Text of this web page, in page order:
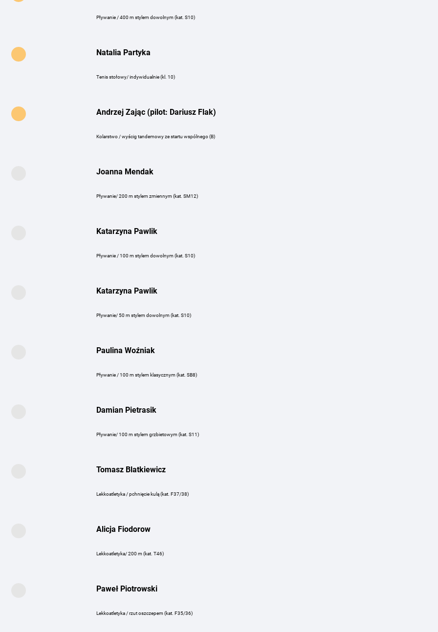
Pływanie / 400 m stylem dowolnym (kat. S10)
Natalia Partyka
Tenis stołowy/ indywidualnie (kl. 10)
Andrzej Zając (pilot: Dariusz Flak)
Kolarstwo / wyścig tandemowy ze startu wspólnego (B)
Joanna Mendak
Pływanie/ 200 m stylem zmiennym (kat. SM12)
Katarzyna Pawlik
Pływanie / 100 m stylem dowolnym (kat. S10)
Katarzyna Pawlik
Pływanie/ 50 m stylem dowolnym (kat. S10)
Paulina Woźniak
Pływanie / 100 m stylem klasycznym (kat. SB8)
Damian Pietrasik
Pływanie/ 100 m stylem grzbietowym (kat. S11)
Tomasz Blatkiewicz
Lekkoatletyka / pchnięcie kulą (kat. F37/38)
Alicja Fiodorow
Lekkoatletyka/ 200 m (kat. T46)
Paweł Piotrowski
Lekkoatletyka / rzut oszczepem (kat. F35/36)